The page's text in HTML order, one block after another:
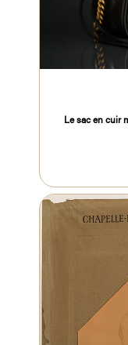
Le sac en cuir